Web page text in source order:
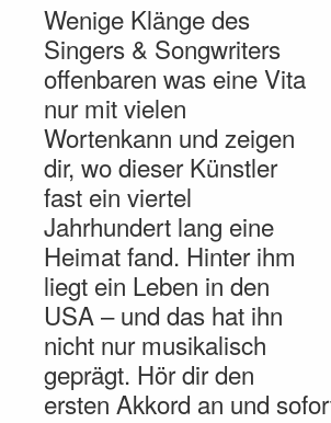
Wenige Klänge des
Singers & Songwriters
offenbaren was eine Vita
nur mit vielen
Wortenkann und zeigen
dir, wo dieser Künstler
fast ein viertel
Jahrhundert lang eine
Heimat fand. Hinter ihm
liegt ein Leben in den
USA – und das hat ihn
nicht nur musikalisch
geprägt. Hör dir den
ersten Akkord an und